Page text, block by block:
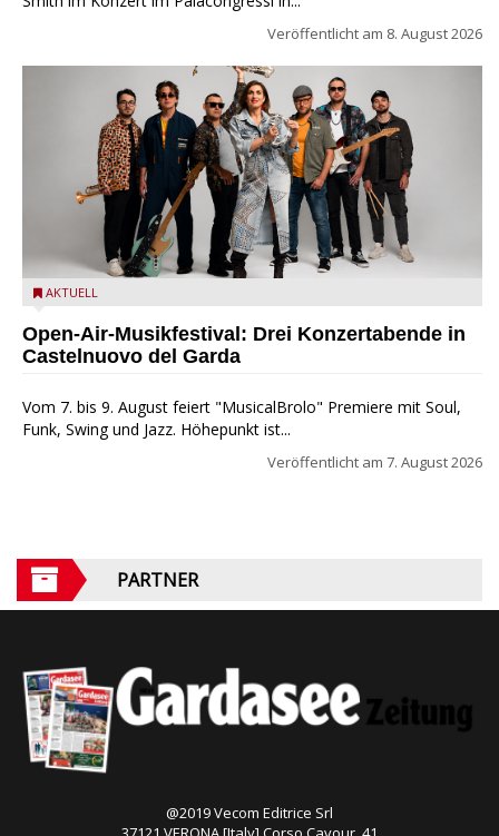
Veröffentlicht am 8. August 2026
Castelnuovo del Garda: Die "Dirotta su Cuba" zu Gast beim
AKTUELL
Open-Air-Musikfestival: Drei Konzertabende in
Castelnuovo del Garda
Vom 7. bis 9. August feiert "MusicalBrolo" Premiere mit Soul,
Funk, Swing und Jazz. Höhepunkt ist...
Veröffentlicht am 7. August 2026
PARTNER
@2019 Vecom Editrice Srl